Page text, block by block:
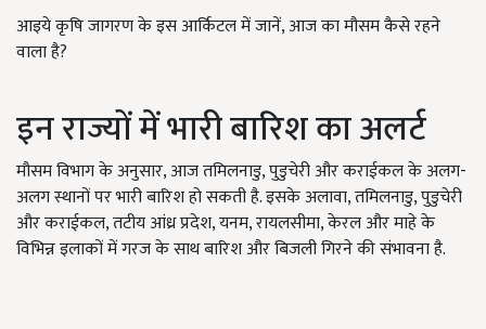
आइये कृषि जागरण के इस आर्किटल में जानें, आज का मौसम कैसे रहने
वाला है?
इन राज्यों में भारी बारिश का अलर्ट
मौसम विभाग के अनुसार, आज तमिलनाडु, पुडुचेरी और कराईकल के अलग-
अलग स्थानों पर भारी बारिश हो सकती है. इसके अलावा, तमिलनाडु, पुडुचेरी
और कराईकल, तटीय आंध्र प्रदेश, यनम, रायलसीमा, केरल और माहे के
विभिन्न इलाकों में गरज के साथ बारिश और बिजली गिरने की संभावना है.